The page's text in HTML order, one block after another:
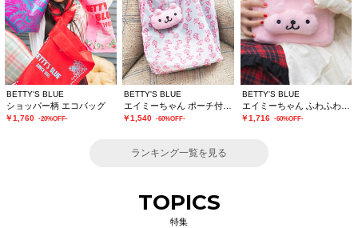
BETTY'S BLUE
ショッパー柄 エコバッグ
￥1,760 -20%OFF-
BETTY'S BLUE
￥1,540 -60%OFF-
BETTY'S BLUE
エイミーちゃん ふわふわショルダーバッグ
￥1,716 -60%OFF-
ランキング一覧を見る
TOPICS
特集